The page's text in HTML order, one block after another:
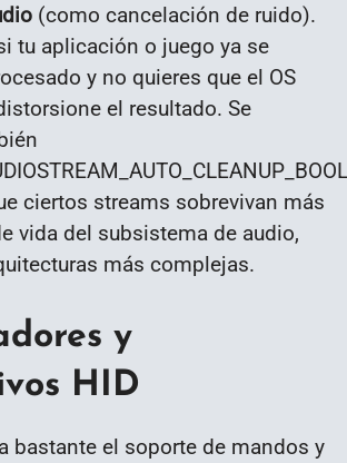
(como cancelación de ruido).
tu aplicación o juego ya se
y no quieres que el OS
el resultado. Se
ciertos streams sobrevivan más
vida del subsistema de audio,
más complejas.
y
HID
bastante el soporte de mandos y